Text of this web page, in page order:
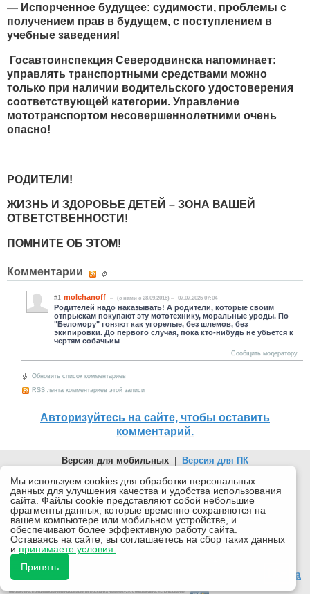
— Испорченное будущее: судимости, проблемы с
получением прав в будущем, с поступлением в
учебные заведения!
Госавтоинспекция Северодвинска напоминает:
управлять транспортными средствами можно
только при наличии водительского удостоверения
соответствующей категории. Управление
мототранспортом несовершеннолетними очень
опасно!
РОДИТЕЛИ!
ЖИЗНЬ И ЗДОРОВЬЕ ДЕТЕЙ – ЗОНА ВАШЕЙ
ОТВЕТСТВЕННОСТИ!
ПОМНИТЕ ОБ ЭТОМ!
Комментарии
#1 molchanoff (c нами с 28.09.2015) 07.07.2025 07:04
Родителей надо наказывать! А родители, которые своим
отпрыскам покупают эту мототехнику, моральные уроды. По
"Беломору" гоняют как угорелые, без шлемов, без
экипировки. До первого случая, пока кто-нибудь не убьется к
чертям собачьим
Сообщить модератору
Обновить список комментариев
RSS лента комментариев этой записи
Авторизуйтесь на сайте, чтобы оставить
комментарий.
Версия для мобильных | Версия для ПК
© 2026 Беломорканал Северодвинск tv29.ru
Joomla!is Free Software released under the GNU General Public
License.
Mobile version byMobile Joomla!
Desktop Version
массовых коммуникаций (Роскомнадзор). Учредитель: ООО "ТВ29". Главный редактор: Рудалев А.Г.
Беломорканал - новостной сайт Архангельской области: новости Северодвинска, новости поморья,
Все права на материалы, опубликованные на сайте, защищены в соответствии с российским и
обязательна. При цитировании информации гиперссылка на www.tv29.ru обязательна. Использование
Мы используем cookies для обработки персональных
данных для улучшения качества и удобства использования
сайта. Файлы cookie представляют собой небольшие
фрагменты данных, которые временно сохраняются на
вашем компьютере или мобильном устройстве, и
обеспечивают более эффективную работу сайта.
Оставаясь на сайте, вы соглашаетесь на сбор таких данных
и принимаете условия.
Принять